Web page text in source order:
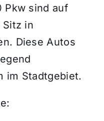
Pkw sind auf
in
Diese Autos
im Stadtgebiet.